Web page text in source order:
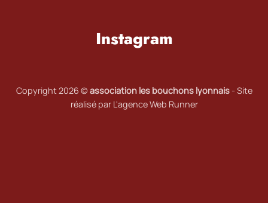
Instagram
Copyright 2026 © association les bouchons lyonnais-Site
réalisé par L'agence Web Runner